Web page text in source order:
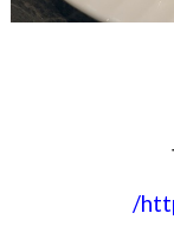
/